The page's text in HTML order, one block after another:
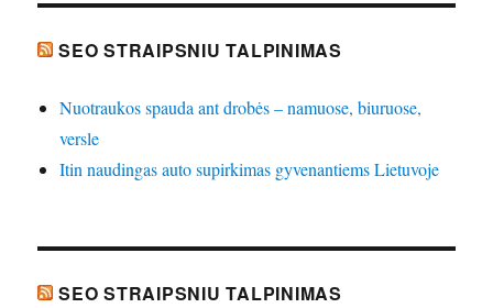
SEO STRAIPSNIU TALPINIMAS
Nuotraukos spauda ant drobės – namuose, biuruose,
versle
Itin naudingas auto supirkimas gyvenantiems Lietuvoje
SEO STRAIPSNIU TALPINIMAS